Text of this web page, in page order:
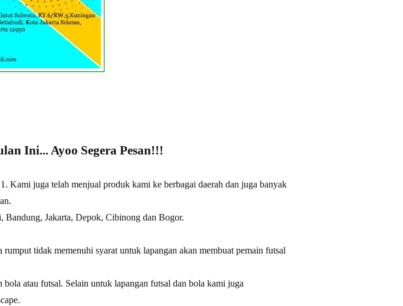
Ini... Ayoo Segera Pesan!!!
Kami juga telah menjual produk kami ke berbagai daerah dan juga banyak
Bandung, Jakarta, Depok, Cibinong dan Bogor.
tidak memenuhi syarat untuk lapangan akan membuat pemain futsal
atau futsal. Selain untuk lapangan futsal dan bola kami juga